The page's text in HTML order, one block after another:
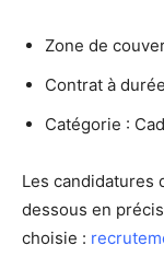
Zone de
Contrat à
Catégorie :
Les candidatures
dessous en
choisie :